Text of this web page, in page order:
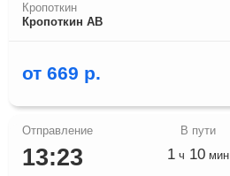
Кропоткин
Кропоткин АВ
от 669 р.
13:23 1 ч 10 мин